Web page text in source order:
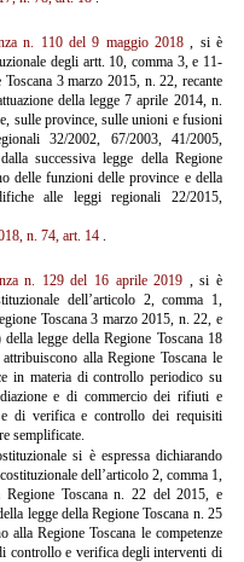
n. 110 del 9 maggio 2018, si è
degli artt. 10, comma 3, e 11-
3 marzo 2015, n. 22, recante
della legge 7 aprile 2014, n.
sulle province, sulle unioni e fusioni
32/2002, 67/2003, 41/2005,
successiva legge della Regione
delle funzioni delle province e della
alle leggi regionali 22/2015,
n. 74, art. 14.
n. 129 del 16 aprile 2019 , si è
dell’articolo 2, comma 1,
Toscana 3 marzo 2015, n. 22, e
legge della Regione Toscana 18
alla Regione Toscana le
in materia di controllo periodico su
e di commercio dei rifiuti e
e di verifica e controllo dei requisiti
semplificate.
si è espressa dichiarando
dell’articolo 2, comma 1,
Toscana n. 22 del 2015, e
legge della Regione Toscana n. 25
Regione Toscana le competenze
controllo e verifica degli interventi di